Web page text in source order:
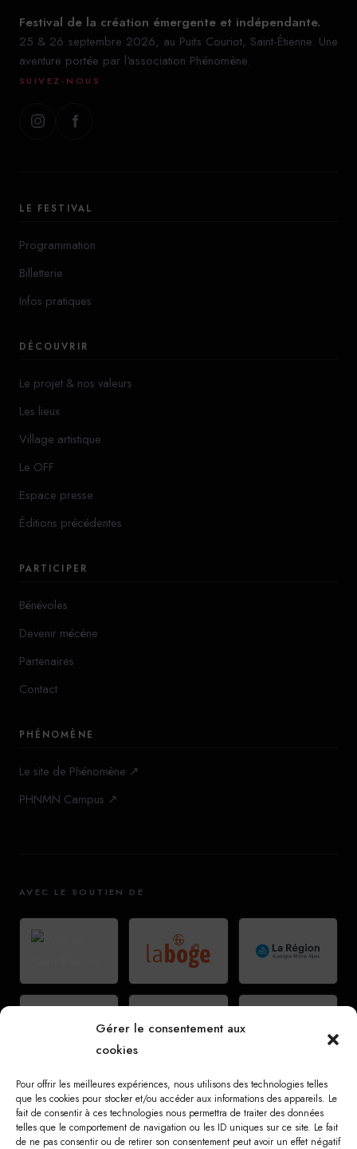
Gérer le consentement aux
cookies
Pour offrir les meilleures expériences, nous utilisons des technologies telles
que les cookies pour stocker et/ou accéder aux informations des appareils. Le
fait de consentir à ces technologies nous permettra de traiter des données
telles que le comportement de navigation ou les ID uniques sur ce site. Le fait
de ne pas consentir ou de retirer son consentement peut avoir un effet négatif
Festival de la création émergente et indépendante.
25 & 26 septembre 2026, au Puits Couriot, Saint-Étienne. Une
aventure portée par l'association Phénomène.
SUIVEZ-NOUS
LE FESTIVAL
Programmation
Billetterie
Infos pratiques
DÉCOUVRIR
Le projet & nos valeurs
Les lieux
Village artistique
Le OFF
Espace presse
Éditions précédentes
PARTICIPER
Bénévoles
Devenir mécène
Partenaires
Contact
PHÉNOMÈNE
Le site de Phénomène ↗
PHNMN Campus ↗
AVEC LE SOUTIEN DE